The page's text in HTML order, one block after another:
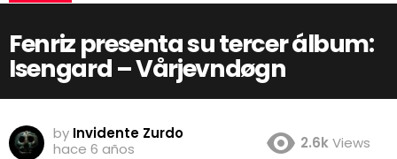
Fenriz presenta su tercer álbum:
Isengard – Vårjevndøgn
by Invidente Zurdo
hace 6 años
2.6kViews